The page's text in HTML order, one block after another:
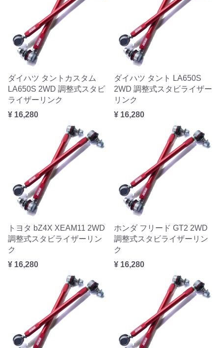
ダイハツ タントカスタム
LA650S 2WD 調整式スタビ
ライザーリンク
¥ 16,280
ダイハツ タント LA650S
2WD 調整式スタビライザー
リンク
¥ 16,280
トヨタ bZ4X XEAM11 2WD
調整式スタビライザーリン
ク
¥ 16,280
ホンダ フリード GT2 2WD
調整式スタビライザーリン
ク
¥ 16,280